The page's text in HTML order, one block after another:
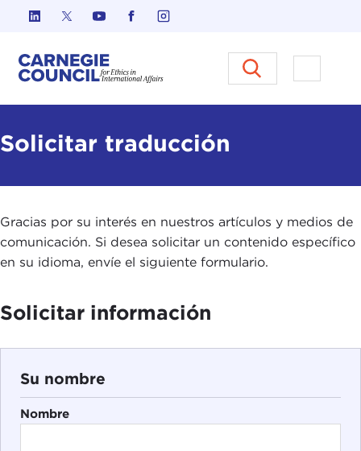
Ir al contenido
Carnegie Council sobre Ética
Abrir el
Solicitar traducción
Gracias por su interés en nuestros artículos y medios de
comunicación. Si desea solicitar un contenido específico
en su idioma, envíe el siguiente formulario.
Solicitar información
Su nombre
Nombre